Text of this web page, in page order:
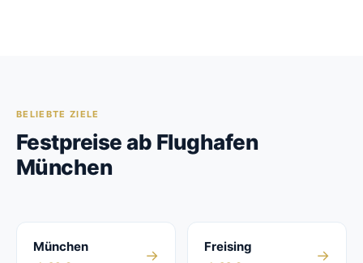
BELIEBTE ZIELE
Festpreise ab Flughafen
München
München
→
Freising
→